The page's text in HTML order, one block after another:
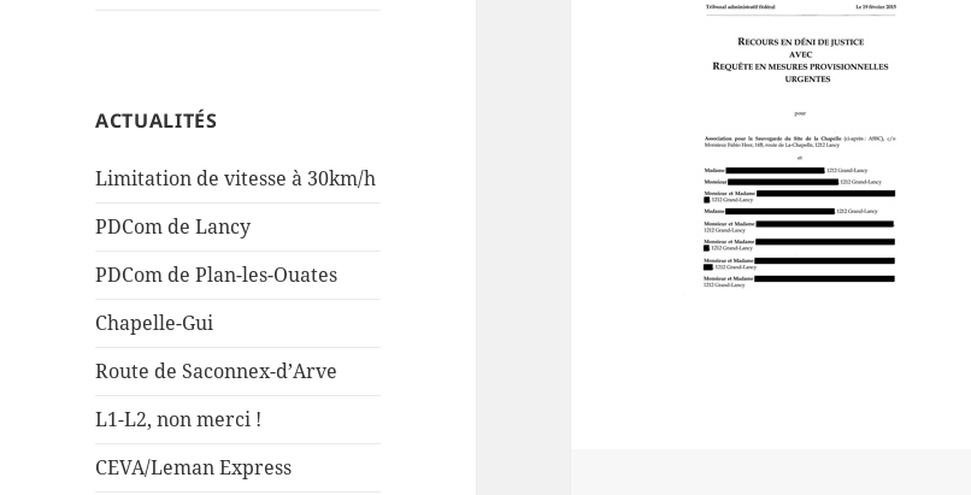
ACTUALITÉS
Limitation de vitesse à 30km/h
PDCom de Lancy
PDCom de Plan-les-Ouates
Chapelle-Gui
Route de Saconnex-d’Arve
L1-L2, non merci !
CEVA/Leman Express